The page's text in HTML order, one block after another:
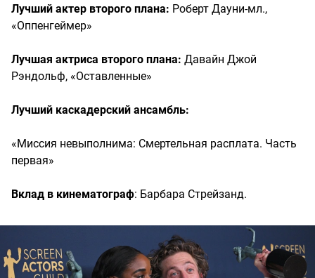
Лучший актер второго плана: Роберт Дауни-мл.,
«Оппенгеймер»
Лучшая актриса второго плана: Давайн Джой
Рэндольф, «Оставленные»
Лучший каскадерский ансамбль:
«Миссия невыполнима: Смертельная расплата. Часть
первая»
Вклад в кинематограф: Барбара Стрейзанд.